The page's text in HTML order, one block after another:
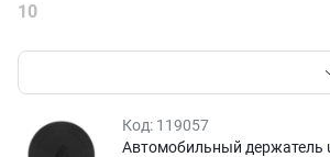
10
Код: 119057
Автомобильный держатель